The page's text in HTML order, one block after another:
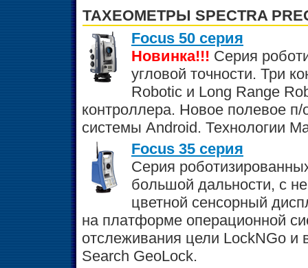
ТАХЕОМЕТРЫ SPECTRA
Focus 50 серия
Новинка!!! Серия
угловой точности. Три
Robotic и Long Range
контроллера. Новое полевое
системы Android. Технологии
Focus 35 серия
Серия
большой дальности, с
цветной сенсорный
на платформе операционной
отслеживания цели LockNGo и
Search GeoLock.